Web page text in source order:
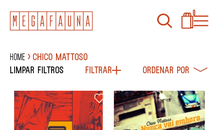
0
Home
CHICO MATTOSO
Filtrar
Limpar filtros